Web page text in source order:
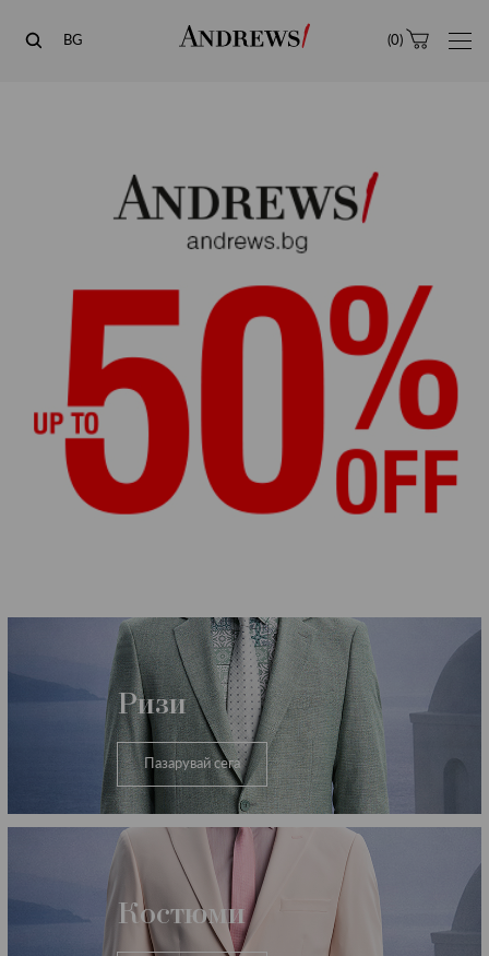
Andrews
BG (0)
Категории
Ризи
Пазарувай сега
Костюми